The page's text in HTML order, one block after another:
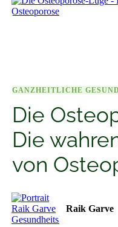
GANZHEITLICHE
Die
Die
von
Raik Garve